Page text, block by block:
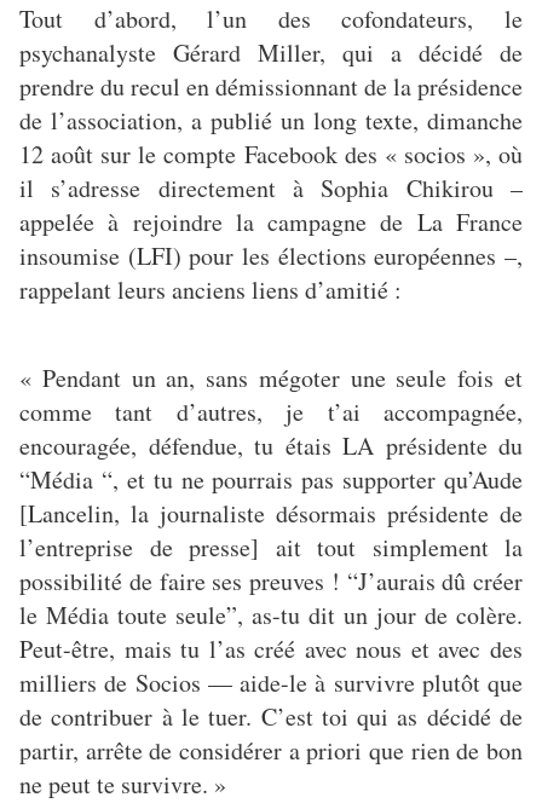
Tout d’abord, l’un des cofondateurs, le
psychanalyste Gérard Miller, qui a décidé de
prendre du recul en démissionnant de la présidence
de l’association, a publié un long texte, dimanche
12 août sur le compte Facebook des « socios », où
il s’adresse directement à Sophia Chikirou –
appelée à rejoindre la campagne de La France
insoumise (LFI) pour les élections européennes –,
rappelant leurs anciens liens d’amitié :
« Pendant un an, sans mégoter une seule fois et
comme tant d’autres, je t’ai accompagnée,
encouragée, défendue, tu étais LA présidente du
“Média “, et tu ne pourrais pas supporter qu’Aude
[Lancelin, la journaliste désormais présidente de
l’entreprise de presse] ait tout simplement la
possibilité de faire ses preuves ! “J’aurais dû créer
le Média toute seule”, as-tu dit un jour de colère.
Peut-être, mais tu l’as créé avec nous et avec des
milliers de Socios — aide-le à survivre plutôt que
de contribuer à le tuer. C’est toi qui as décidé de
partir, arrête de considérer a priori que rien de bon
ne peut te survivre. »